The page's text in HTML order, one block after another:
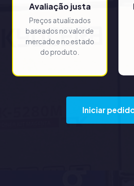
Avaliação justa
Preços atualizados
baseados no valor de
mercado e no estado
do produto.
Iniciar